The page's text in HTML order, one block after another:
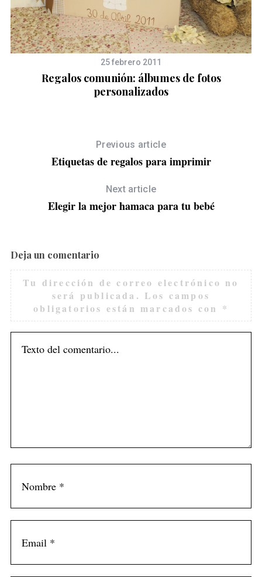
25 febrero 2011
Regalos comunión: álbumes de fotos
personalizados
Previous article
Etiquetas de regalos para imprimir
Next article
Elegir la mejor hamaca para tu bebé
Deja un comentario
Tu dirección de correo electrónico no
será publicada. Los campos
obligatorios están marcados con *